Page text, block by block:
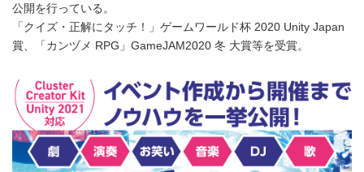
公開を行っている。
「クイズ・正解にタッチ！」ゲームワールド杯 2020 Unity Japan
賞、「カンヅメ RPG」GameJAM2020 冬 大賞等を受賞。